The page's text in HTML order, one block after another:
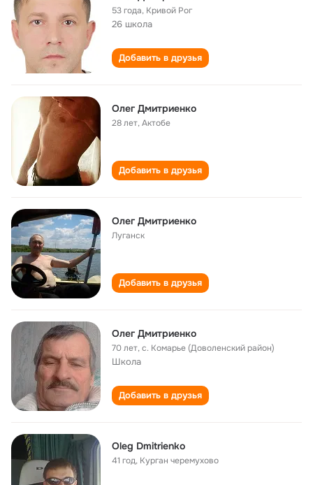
53 года, Кривой Рог
26 школа
Добавить в друзья
Олег Дмитриенко
28 лет,Актобе
Добавить в друзья
Олег Дмитриенко
Луганск
Добавить в друзья
Олег Дмитриенко
70 лет,с. Комарье (Доволенский район)
Школа
Добавить в друзья
Oleg Dmitrienko
41 год, Курган черемухово